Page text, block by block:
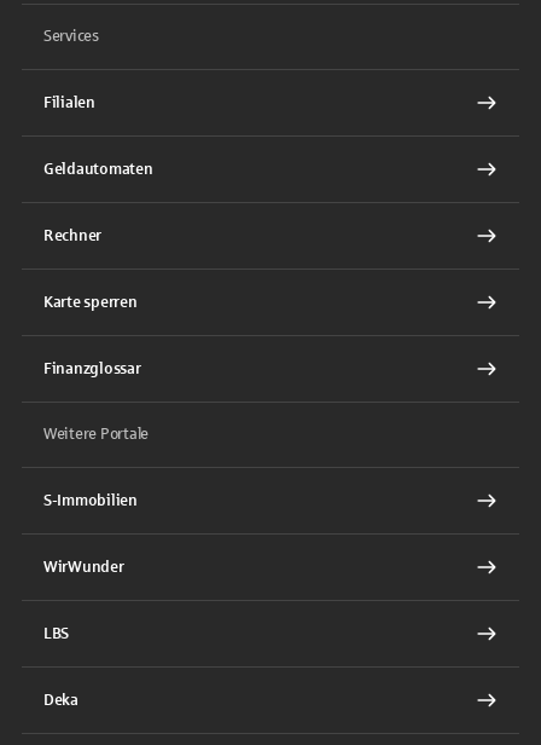
Services
Filialen
Geldautomaten
Rechner
Karte sperren
Finanzglossar
Weitere Portale
S-Immobilien
WirWunder
LBS
Deka